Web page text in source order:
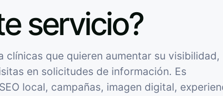
servicio?
que quieren aumentar su visibilidad,
en solicitudes de información. Es
local, campañas, imagen digital,